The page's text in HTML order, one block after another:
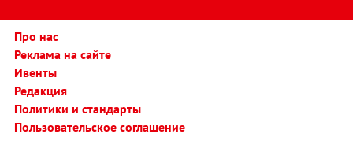
Про нас
Реклама на сайте
Ивенты
Редакция
Политики и стандарты
Пользовательское соглашение